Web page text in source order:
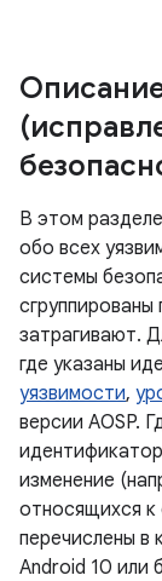
В этом
обо всех
системы
затрагивают.
где указаны
уязвимости,
версии AOSP.
изменение
относящихся к
перечислены в
Android 10 или